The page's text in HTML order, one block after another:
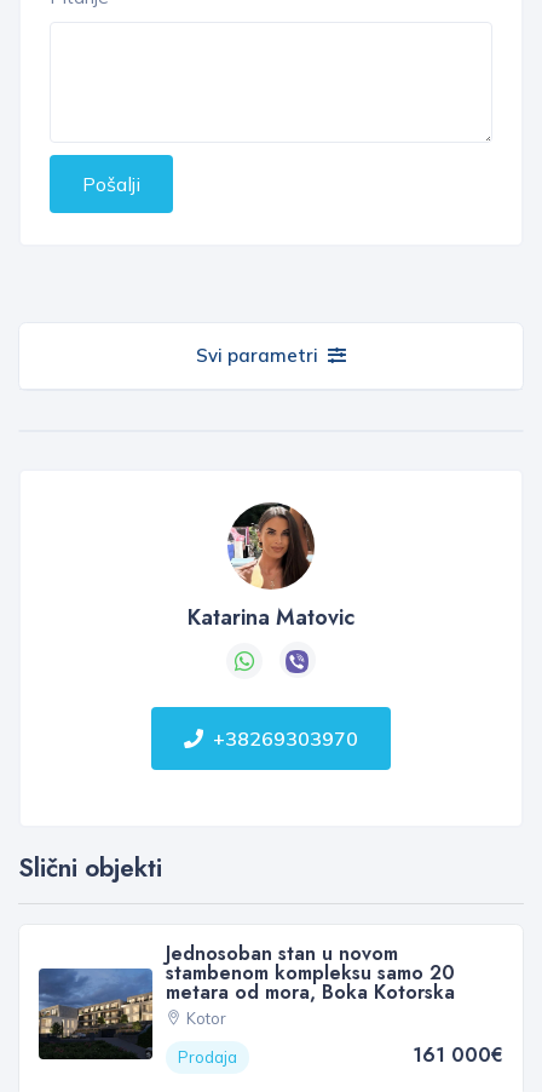
Pošalji
Svi parametri
Katarina Matovic
+38269303970
Slični objekti
Jednosoban stan u novom
stambenom kompleksu samo 20
metara od mora, Boka Kotorska
Kotor
Prodaja
161 000€